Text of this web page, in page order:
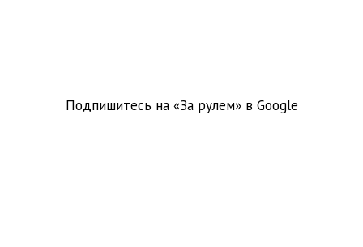
Подпишитесь на «За рулем» в Google